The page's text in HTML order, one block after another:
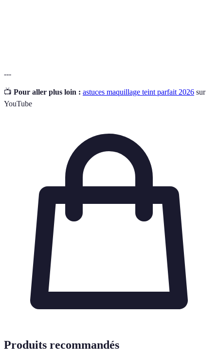
---
📺 Pour aller plus loin : astuces maquillage teint parfait 2026 sur
YouTube
Produits recommandés